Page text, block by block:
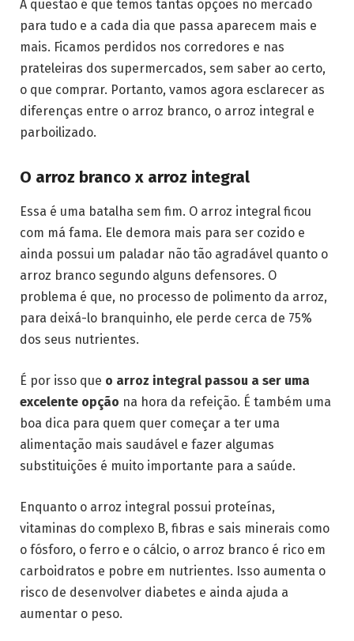
A questão é que temos tantas opções no mercado
para tudo e a cada dia que passa aparecem mais e
mais. Ficamos perdidos nos corredores e nas
prateleiras dos supermercados, sem saber ao certo,
o que comprar. Portanto, vamos agora esclarecer as
diferenças entre o arroz branco, o arroz integral e
parboilizado.
O arroz branco x arroz integral
Essa é uma batalha sem fim. O arroz integral ficou
com má fama. Ele demora mais para ser cozido e
ainda possui um paladar não tão agradável quanto o
arroz branco segundo alguns defensores. O
problema é que, no processo de polimento da arroz,
para deixá-lo branquinho, ele perde cerca de 75%
dos seus nutrientes.
É por isso que o arroz integral passou a ser uma
excelente opção na hora da refeição. É também uma
boa dica para quem quer começar a ter uma
alimentação mais saudável e fazer algumas
substituições é muito importante para a saúde.
Enquanto o arroz integral possui proteínas,
vitaminas do complexo B, fibras e sais minerais como
o fósforo, o ferro e o cálcio, o arroz branco é rico em
carboidratos e pobre em nutrientes. Isso aumenta o
risco de desenvolver diabetes e ainda ajuda a
aumentar o peso.